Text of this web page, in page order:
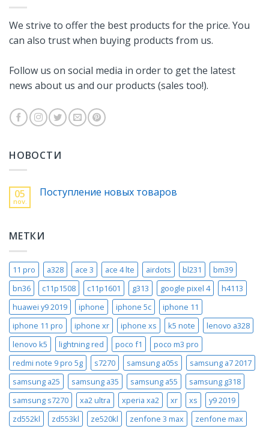
We strive to offer the best products for the price. You
can also trust when buying products from us.
Follow us on social media in order to get the latest
news about us and our products (sales too!).
НОВОСТИ
05
nov.
Поступление новых товаров
МЕТКИ
11 pro a328 ace 3 ace 4 lte airdots bl231
bm39
bn36
c11p1508 c11p1601 g313 google pixel 4
h4113
huawei y9 2019
iphone iphone 5c
iphone 11
iphone 11 pro
iphone xr iphone xs k5 note
lenovo a328
lenovo k5
lightning red poco f1
poco m3 pro
redmi note 9 pro 5g
s7270 samsung a05s
samsung a7 2017
samsung a25
samsung a35 samsung a55
samsung g318
samsung s7270
xa2 ultra xperia xa2 xr xs
y9 2019
zd552kl
zd553kl ze520kl zenfone 3 max zenfone max